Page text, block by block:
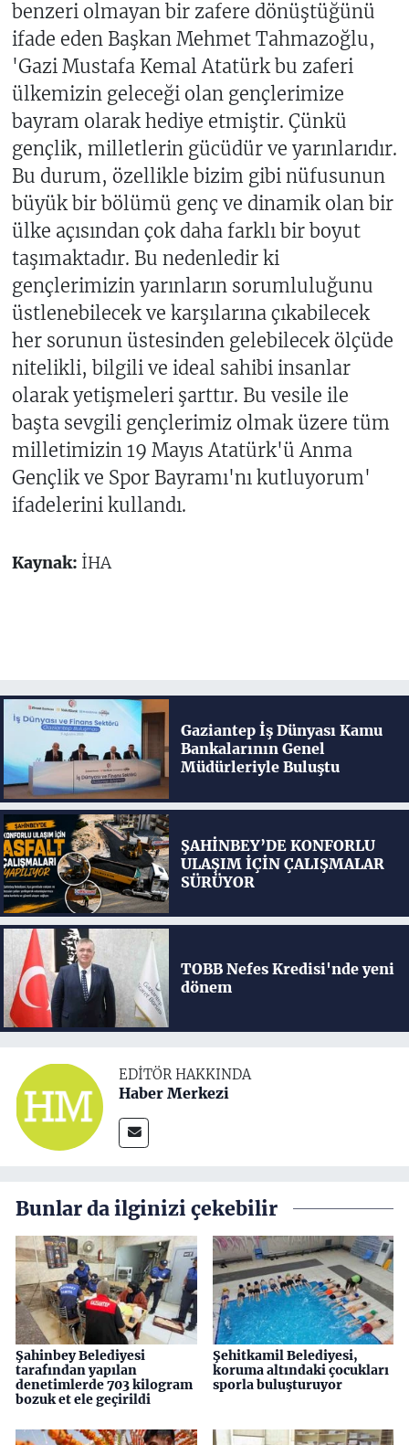
benzeri olmayan bir zafere dönüştüğünü
ifade eden Başkan Mehmet Tahmazoğlu,
'Gazi Mustafa Kemal Atatürk bu zaferi
ülkemizin geleceği olan gençlerimize
bayram olarak hediye etmiştir. Çünkü
gençlik, milletlerin gücüdür ve yarınlarıdır.
Bu durum, özellikle bizim gibi nüfusunun
büyük bir bölümü genç ve dinamik olan bir
ülke açısından çok daha farklı bir boyut
taşımaktadır. Bu nedenledir ki
gençlerimizin yarınların sorumluluğunu
üstlenebilecek ve karşılarına çıkabilecek
her sorunun üstesinden gelebilecek ölçüde
nitelikli, bilgili ve ideal sahibi insanlar
olarak yetişmeleri şarttır. Bu vesile ile
başta sevgili gençlerimiz olmak üzere tüm
milletimizin 19 Mayıs Atatürk'ü Anma
Gençlik ve Spor Bayramı'nı kutluyorum'
ifadelerini kullandı.
Kaynak: İHA
Gaziantep İş Dünyası Kamu
Bankalarının Genel
Müdürleriyle Buluştu
ŞAHİNBEY’DE KONFORLU
ULAŞIM İÇİN ÇALIŞMALAR
SÜRÜYOR
TOBB Nefes Kredisi'nde yeni
dönem
EDITÖR HAKKINDA
Haber Merkezi
Bunlar da ilginizi çekebilir
Şahinbey Belediyesi
tarafından yapılan
denetimlerde 703 kilogram
bozuk et ele geçirildi
Şehitkamil Belediyesi,
koruma altındaki çocukları
sporla buluşturuyor